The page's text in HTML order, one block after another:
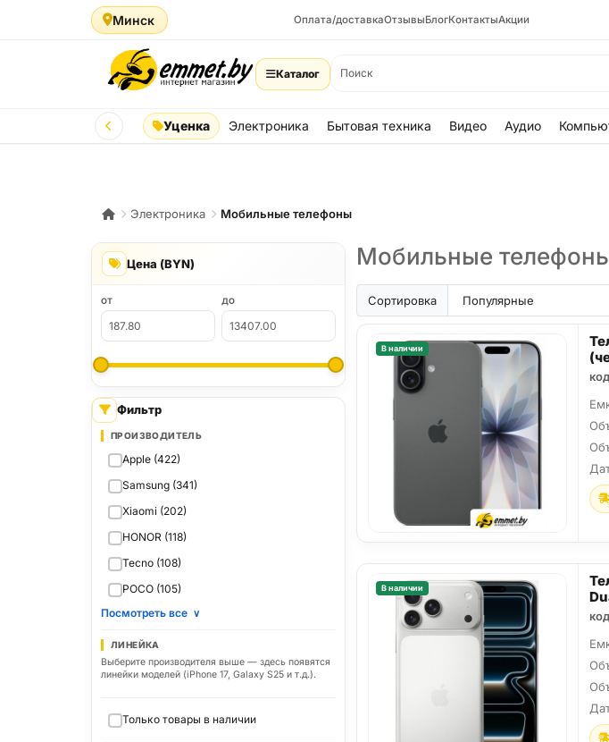
Минск Оплата/доставкаОтзывыБлогКонтактыАкции
Каталог
Уценка Электроника Бытовая техника Видео Аудио
Электроника Мобильные телефоны
Цена (BYN)
ОТ ДО
Фильтр
ПРОИЗВОДИТЕЛЬ
Apple (422)
Samsung (341)
Xiaomi (202)
HONOR (118)
Tecno (108)
POCO (105)
Посмотреть все ∨
ЛИНЕЙКА
Выберите производителя выше — здесь появятся
линейки моделей (iPhone 17, Galaxy S25 и т.д.).
Только товары в наличии
Мобильные
Сортировка
В наличии
В наличии